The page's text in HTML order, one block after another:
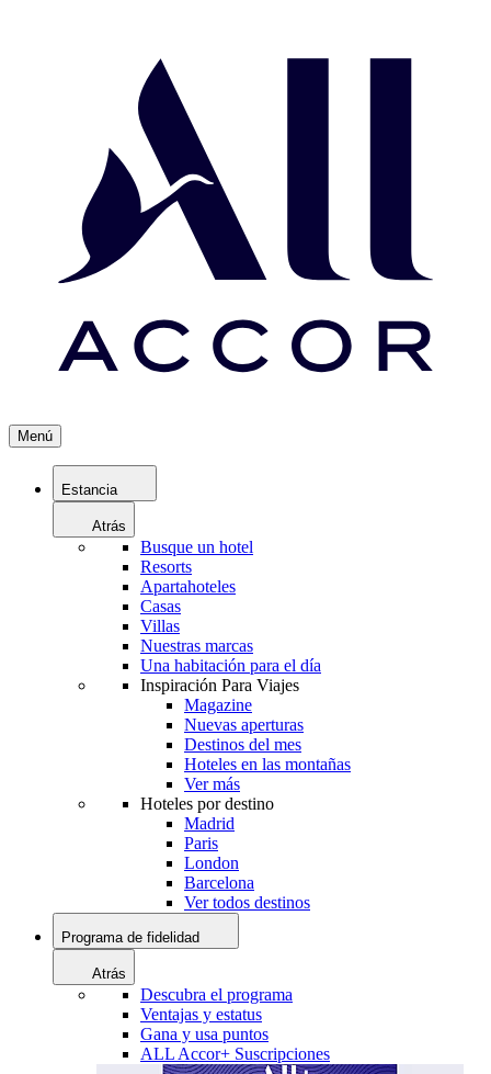
Menú
Estancia
Atrás
Busque un hotel
Resorts
Apartahoteles
Casas
Villas
Nuestras marcas
Una habitación para el día
Inspiración Para Viajes
Magazine
Nuevas aperturas
Destinos del mes
Hoteles en las montañas
Ver más
Hoteles por destino
Madrid
Paris
London
Barcelona
Ver todos destinos
Programa de fidelidad
Atrás
Descubra el programa
Ventajas y estatus
Gana y usa puntos
ALL Accor+ Suscripciones